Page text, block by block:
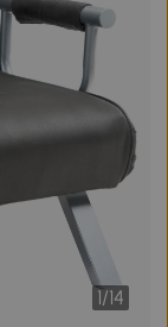
1/14